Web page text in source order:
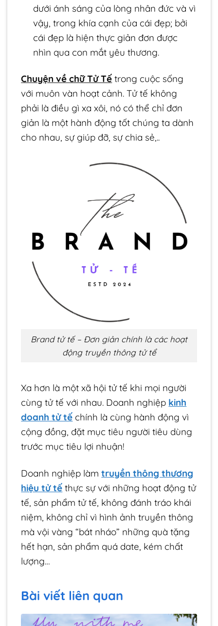
dưới ánh sáng của lòng nhân đức và vì
vậy, trong khía cạnh của cái đẹp; bởi
cái đẹp là hiện thực giản đơn được
nhìn qua con mắt yêu thương.
Chuyện về chữ Tử Tế trong cuộc sống
với muôn vàn hoạt cảnh. Tử tế không
phải là điều gì xa xôi, nó có thể chỉ đơn
giản là một hành động tốt chúng ta dành
cho nhau, sự giúp đỡ, sự chia sẻ,..
Brand tử tế – Đơn giản chính là các hoạt
động truyền thông tử tể
Xa hơn là một xã hội tử tế khi mọi người
cùng tử tế với nhau. Doanh nghiệp kinh
doanh tử tế chính là cùng hành động vì
cộng đồng, đặt mục tiêu người tiêu dùng
trước mục tiêu lợi nhuận!
Doanh nghiệp làmtruyền thông thương
hiệu tử tế thực sự với những hoạt động tử
tế, sản phẩm tử tế, không đánh tráo khái
niệm, không chỉ vì hình ảnh truyền thông
mà vội vàng “bát nháo” những quà tặng
hết hạn, sản phẩm quá date, kém chất
lượng…
Bài viết liên quan